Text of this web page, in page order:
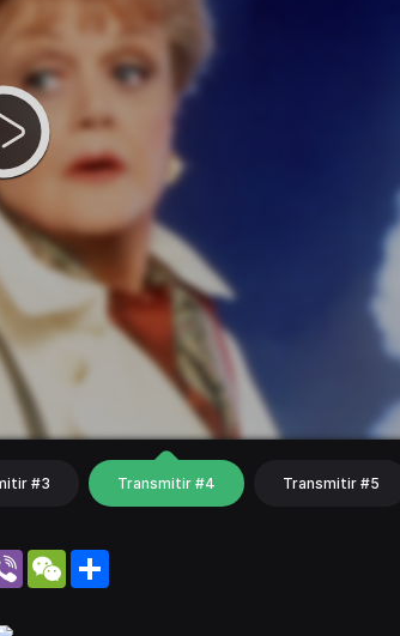
#3 Transmitir #4 Transmitir #5
Viber WeChat